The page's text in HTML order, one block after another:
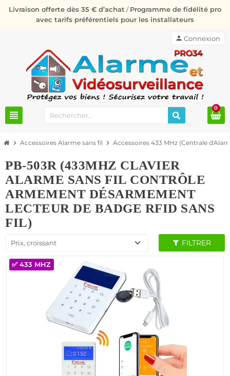
Livraison offerte dès 35 € d’achat /Programme de fidélité pro
avec tarifs préférentiels pour les installateurs
view_headline
person Connexion
0
chevron_right Accessoires Alarme sans fil chevron_right Accessoires 433 MHz (Centrale
PB-503R (433MHZ CLAVIER
ALARME SANS FIL CONTRÔLE
ARMEMENT DÉSARMEMENT
LECTEUR DE BADGE RFID SANS
FIL)
Prix, croissant FILTRER
✅ 433 MHZ